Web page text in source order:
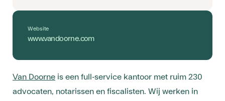
Van Doorne is een full-service kantoor met ruim 230
advocaten, notarissen en fiscalisten. Wij werken in
Website
www.vandoorne.com